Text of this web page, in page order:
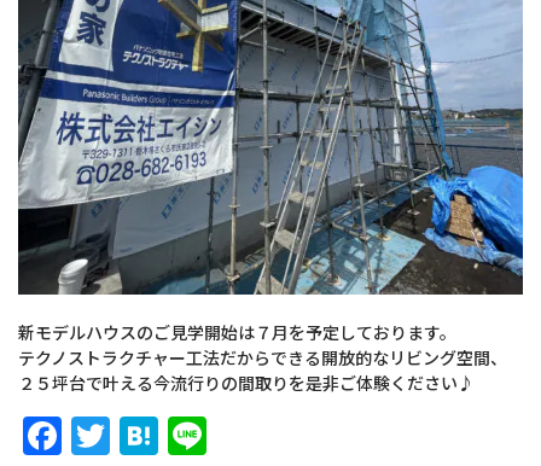
新モデルハウスのご見学開始は７月を予定しております。
テクノストラクチャー工法だからできる開放的なリビング空間、
２５坪台で叶える今流行りの間取りを是非ご体験ください♪
Facebook
TwitterHatena